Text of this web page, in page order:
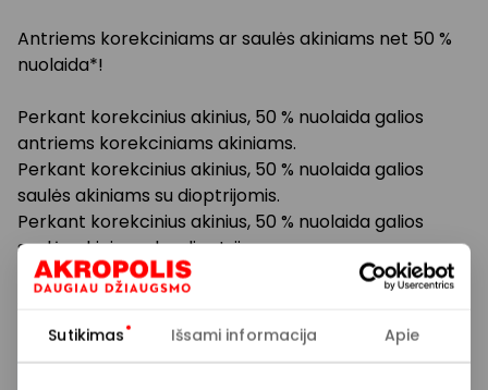
Sutikimas Išsami informacija Apie
Antriems korekciniams ar saulės akiniams net 50 %
nuolaida*!
Perkant korekcinius akinius, 50 % nuolaida galios
antriems korekciniams akiniams.
Perkant korekcinius akinius, 50 % nuolaida galios
saulės akiniams su dioptrijomis.
Perkant korekcinius akinius, 50 % nuolaida galios
saulės akiniams be dioptrijų.
Perkant saulės akinius, 50 % nuolaida galios antriems
saulės akiniams.